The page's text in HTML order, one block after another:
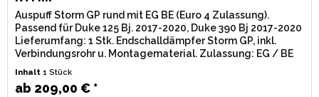
Auspuff Storm GP rund mit EG BE (Euro 4 Zulassung).
Passend für Duke 125 Bj. 2017-2020, Duke 390 Bj 2017-2020
Lieferumfang: 1 Stk. Endschalldämpfer Storm GP, inkl.
Verbindungsrohr u. Montagematerial. Zulassung: EG / BE
(Straßenzulassung)...
Inhalt1 Stück
ab 209,00 € *